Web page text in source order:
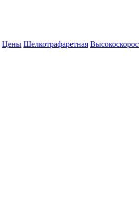
Цены Шелкотрафаретная